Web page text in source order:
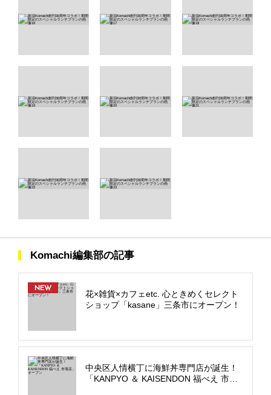
Komachi編集部の記事
NEW
花×雑貨×カフェetc. 心ときめくセレクト
ショップ「kasane」三条市にオープン！
中央区人情横丁に海鮮丼専門店が誕生！
「KANPYO ＆ KAISENDON 福べえ 市場